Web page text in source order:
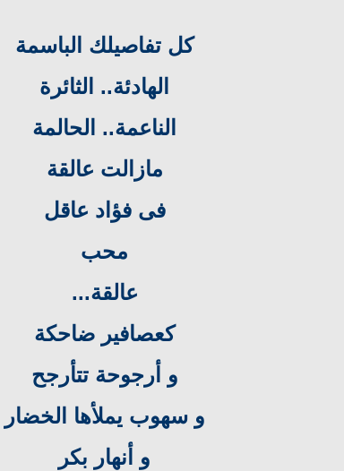
كل تفاصيلك الباسمة
الهادئة.. الثائرة
الناعمة.. الحالمة
مازالت عالقة
فى فؤاد عاقل
محب
عالقة...
كعصافير ضاحكة
و أرجوحة تتأرجح
و سهوب يملأها الخضار
و أنهار بكر